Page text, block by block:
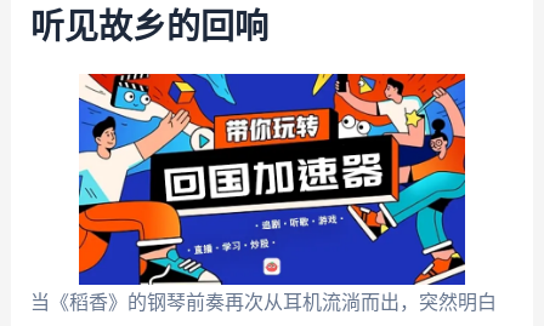
听见故乡的回响
当《稻香》的钢琴前奏再次从耳机流淌而出，突然明白